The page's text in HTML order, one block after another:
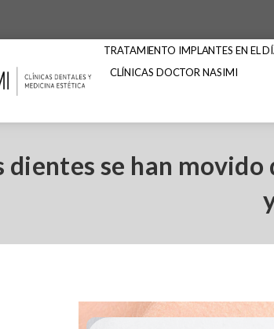
TRATAMIENTO IMPLANTES EN EL
CLÍNICAS DOCTOR NASIMI
dientes se han